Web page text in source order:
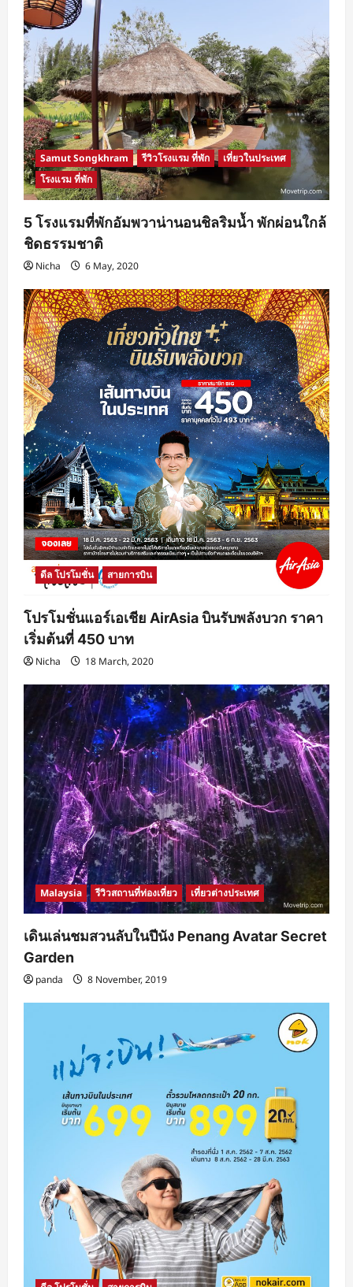
Samut Songkhram รีวิวโรงแรม ที่พัก
เที่ยวในประเทศ
โรงแรม ที่พัก
5 โรงแรมที่พักอัมพวาน่านอนชิลริมน้ำ พักผ่อนใกล้
ชิดธรรมชาติ
Nicha 6 May, 2020
ดีล โปรโมชั่น สายการบิน
โปรโมชั่นแอร์เอเชีย AirAsia บินรับพลังบวก ราคา
เริ่มต้นที่ 450 บาท
Nicha 18 March, 2020
Malaysia รีวิวสถานที่ท่องเที่ยว เที่ยวต่างประเทศ
เดินเล่นชมสวนลับในปีนัง Penang Avatar Secret
Garden
panda 8 November, 2019